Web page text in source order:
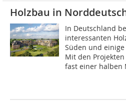
Holzbau in
In Deutschland
interessanten
Süden und
Mit den
fast einer halben